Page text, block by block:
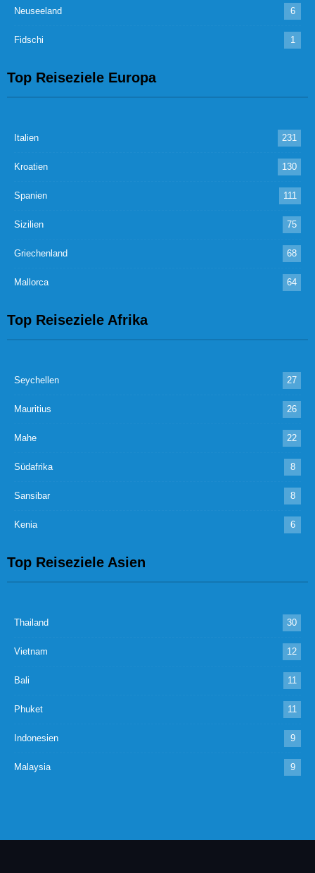
Neuseeland 6
Fidschi 1
Top Reiseziele Europa
Italien 231
Kroatien 130
Spanien 111
Sizilien 75
Griechenland 68
Mallorca 64
Top Reiseziele Afrika
Seychellen 27
Mauritius 26
Mahe 22
Südafrika 8
Sansibar 8
Kenia 6
Top Reiseziele Asien
Thailand 30
Vietnam 12
Bali 11
Phuket 11
Indonesien 9
Malaysia 9